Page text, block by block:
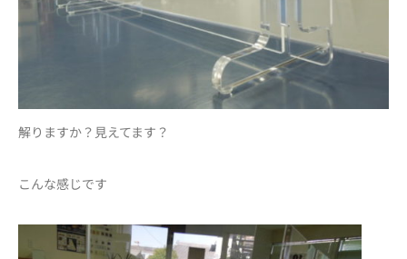
解りますか？見えてます？
こんな感じです